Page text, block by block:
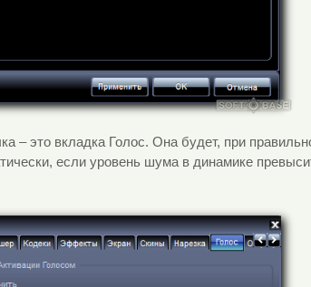
– это вкладка Голос. Она будет, при
если уровень шума в динамике